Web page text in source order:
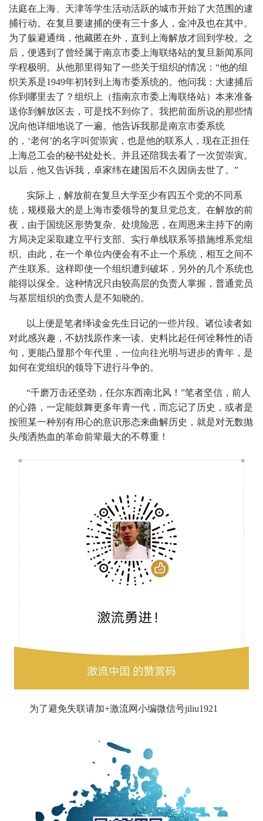
法庭在上海、天津等学生活动活跃的城市开始了大范围的逮
捕行动。在复旦要逮捕的便有三十多人，金冲及也在其中。
为了躲避通缉，他藏匿在外，直到上海解放才回到学校。之
后，便遇到了曾经属于南京市委上海联络站的复旦新闻系同
学程极明。从他那里得知了一些关于组织的情况：“他的组
织关系是1949年初转到上海市委系统的。他问我：大逮捕后
你到哪里去了？组织上（指南京市委上海联络站）本来准备
送你到解放区去，可是找不到你了。我把前面所说的那些情
况向他详细地说了一遍。他告诉我那是南京市委系统
的，‘老何’的名字叫贺崇寅，也是他的联系人，现在正担任
上海总工会的秘书处处长。并且还陪我去看了一次贺崇寅。
以后，他又告诉我，卓家纬在建国后不久因病去世了。”
实际上，解放前在复旦大学至少有四五个党的不同系
统，规模最大的是上海市委领导的复旦党总支。在解放的前
夜，由于国统区形势复杂、处境险恶，在周恩来主持下的南
方局决定采取建立平行支部、实行单线联系等措施维系党组
织。由此，在一个单位内便会有不止一个系统，相互之间不
产生联系。这样即使一个组织遭到破坏，另外的几个系统也
能得以保全。这种情况只由较高层的负责人掌握，普通党员
与基层组织的负责人是不知晓的。
以上便是笔者绎读金先生日记的一些片段。诸位读者如
对此感兴趣，不妨找原作来一读。史料比起任何诠释性的语
句，更能凸显那个年代里，一位向往光明与进步的青年，是
如何在党组织的领导下进行斗争的。
“千磨万击还坚劲，任尔东西南北风！”笔者坚信，前人
的心路，一定能鼓舞更多年青一代，而忘记了历史，或者是
按照某一种别有用心的意识形态来曲解历史，就是对无数抛
头颅洒热血的革命前辈最大的不尊重！
为了避免失联请加+激流网小编微信号jiliu1921